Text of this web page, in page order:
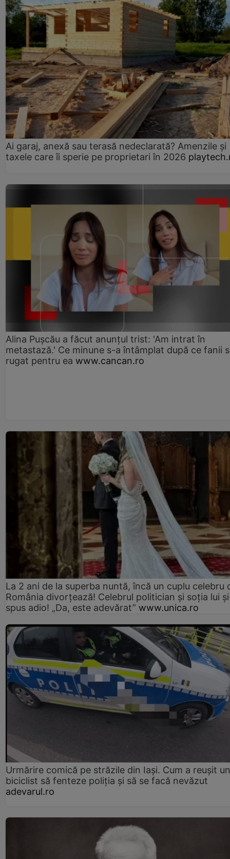
Ai garaj, anexă sau terasă nedeclarată? Amenzile și
taxele care îi sperie pe proprietari în 2026
Alina Pușcău a făcut anunțul trist: 'Am intrat în
metastază.' Ce minune s-a întâmplat după ce fanii
rugat pentru ea www.cancan.ro
La 2 ani de la superba nuntă, încă un cuplu celebru
România divorțează! Celebrul politician și soția lui
spus adio! „Da, este adevărat” www.unica.ro
Urmărire comică pe străzile din Iași. Cum a reușit un
biciclist să fenteze poliția și să se facă nevăzut
adevarul.ro